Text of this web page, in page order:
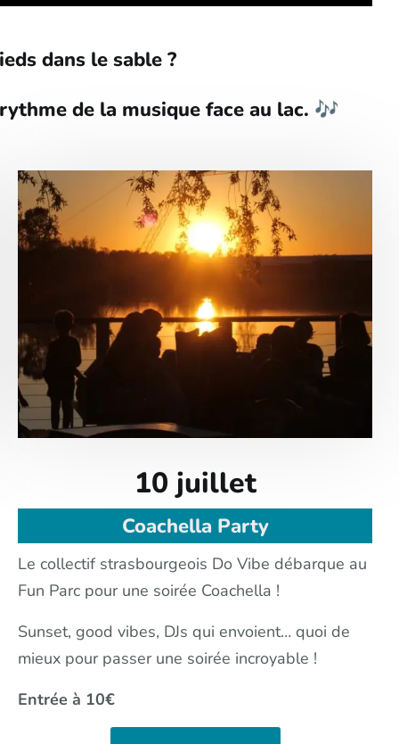
dans le sable ?
de la musique face au lac. 🎶
10 juillet
Coachella Party
Le collectif strasbourgeois Do Vibe débarque au
Fun Parc pour une soirée Coachella !
Sunset, good vibes, DJs qui envoient… quoi de
mieux pour passer une soirée incroyable !
Entrée à 10€